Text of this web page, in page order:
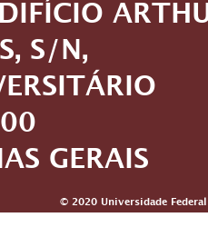
S/N,
GERAIS
© 2020 Universidade